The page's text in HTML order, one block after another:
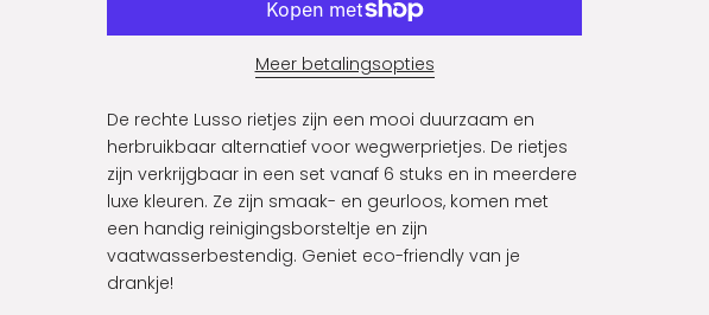
Meer betalingsopties
De rechte Lusso rietjes zijn een mooi duurzaam en
herbruikbaar alternatief voor wegwerprietjes. De rietjes
zijn verkrijgbaar in een set vanaf 6 stuks en in meerdere
luxe kleuren. Ze zijn smaak- en geurloos, komen met
een handig reinigingsborsteltje en zijn
vaatwasserbestendig. Geniet eco-friendly van je
drankje!